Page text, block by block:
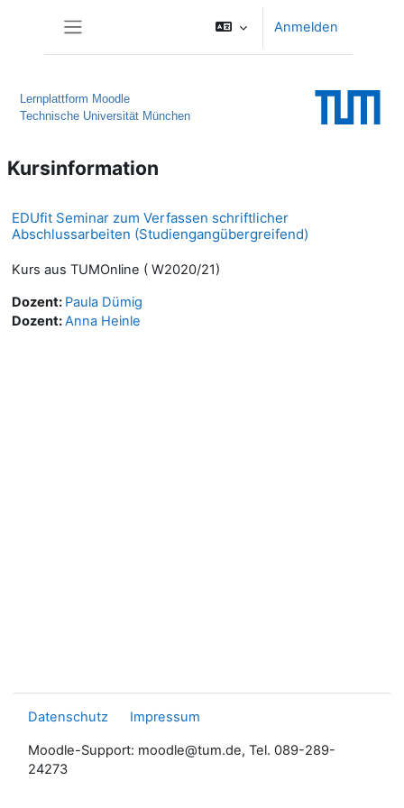
Anmelden
Lernplattform Moodle
Technische Universität München
Kursinformation
EDUfit Seminar zum Verfassen schriftlicher
Abschlussarbeiten (Studiengangübergreifend)
Kurs aus TUMOnline ( W2020/21)
Dozent: Paula Dümig
Dozent:Anna Heinle
Datenschutz Impressum
Moodle-Support: moodle@tum.de, Tel. 089-289-
24273